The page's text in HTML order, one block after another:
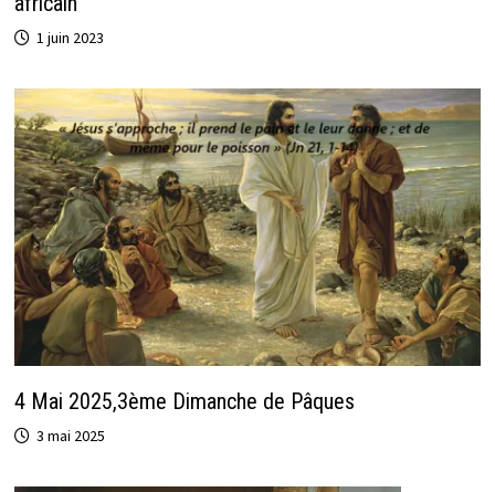
1 juin 2023
4 Mai 2025,3ème Dimanche de Pâques
3 mai 2025